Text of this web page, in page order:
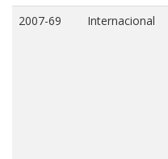
2007-69 Internacional